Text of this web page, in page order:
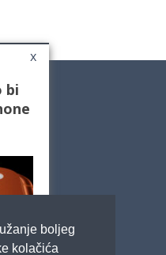
boljeg
kolačića
x
bi